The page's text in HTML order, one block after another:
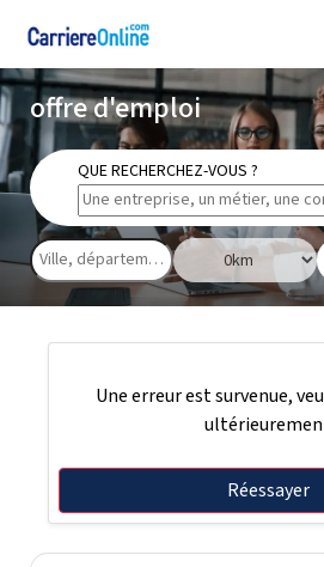
offre d'emploi
QUE RECHERCHEZ-VOUS ?
Une erreur est survenue,
Réessayer